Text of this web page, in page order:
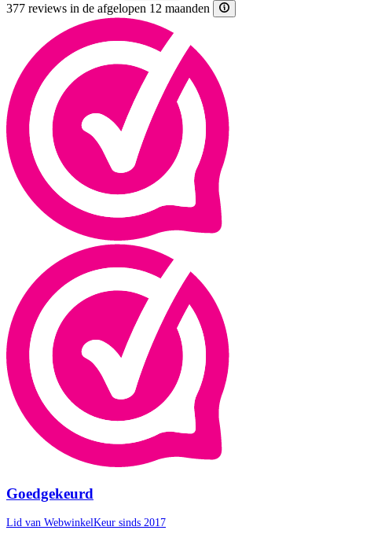
377 reviews in de afgelopen 12 maanden
Goedgekeurd
Lid van WebwinkelKeur sinds 2017